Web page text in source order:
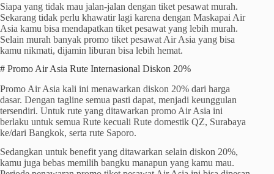
Siapa yang tidak mau jalan-jalan dengan tiket pesawat murah.
Sekarang tidak perlu khawatir lagi karena dengan Maskapai Air
Asia kamu bisa mendapatkan tiket pesawat yang lebih murah.
Selain murah banyak promo tiket pesawat Air Asia yang bisa
kamu nikmati, dijamin liburan bisa lebih hemat.
# Promo Air Asia Rute Internasional Diskon 20%
Promo Air Asia kali ini menawarkan diskon 20% dari harga
dasar. Dengan tagline semua pasti dapat, menjadi keunggulan
tersendiri. Untuk rute yang ditawarkan promo Air Asia ini
berlaku untuk semua Rute kecuali Rute domestik QZ, Surabaya
ke/dari Bangkok, serta rute Saporo.
Sedangkan untuk benefit yang ditawarkan selain diskon 20%,
kamu juga bebas memilih bangku manapun yang kamu mau.